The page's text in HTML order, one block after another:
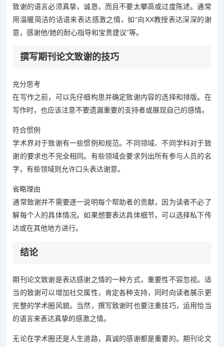
致谢的语言必须真挚，诚恳，而且不要太攀高或过度陈述。通常
用温暖简洁的话语来表达感激之情，如“向XX教授表达深深的谢
意，感谢他/她的耐心指导和宝贵建议”等。
撰写期刊论文致谢的技巧
充分思考
在写作之前，可以先仔细构思并确定致谢内容的选择和排版。在
写作时，也应该注意不要遗漏重要的支持者或展现自己的感情。
符合惯例
学术界对于致谢有一些惯例和规范。不同领域、不同学科对于致
谢的要求也不完全相同。有些领域会要求列出所有参与人员的名
字，有些领域则允许口头表达谢意。
省略理由
通常致谢并不需要逐一说明每个帮助者的贡献，因为读者不必了
解每个人的具体情况。如果想要表达具体细节，可以选择私下传
达或在其他地方进行。
结论
期刊论文致谢是表达感谢之情的一种方式，重要性不容忽视。适
当的致谢可以增加社交属性，肯定各种支持，同时向读者展示更
完整的学术圈风貌。当然，撰写致谢时也要注重技巧，运用恰当
的语言来表达真挚的感激之情。
无论在学术圈还是人生道路，真诚的感谢都是重要的。期刊论文